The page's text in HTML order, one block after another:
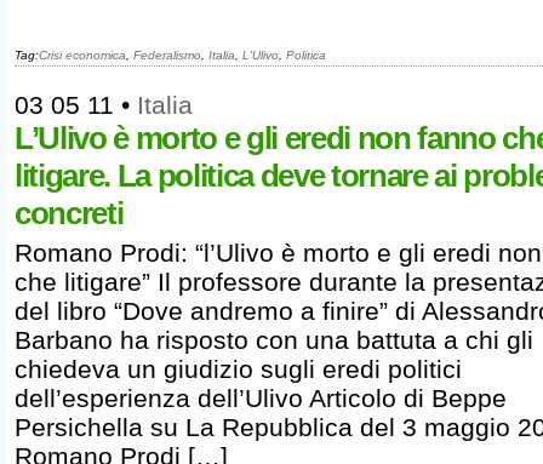
Tag:Crisi economica Federalismo Italia L'Ulivo Politica
03 05 11 • Italia
L’Ulivo è morto e gli eredi non fanno
litigare. La politica deve tornare ai
concreti
Romano Prodi: “l’Ulivo è morto e gli eredi
che litigare” Il professore durante la
del libro “Dove andremo a finire” di
Barbano ha risposto con una battuta a chi gli
chiedeva un giudizio sugli eredi politici
dell’esperienza dell’Ulivo Articolo di Beppe
Persichella su La Repubblica del 3 maggio
Romano Prodi […]